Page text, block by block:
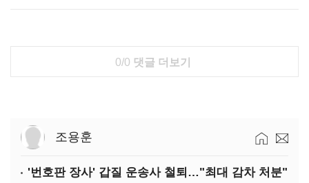
0/0 댓글 더보기
조용훈
'번호판 장사' 갑질 운송사 철퇴…"최대 감차 처분"